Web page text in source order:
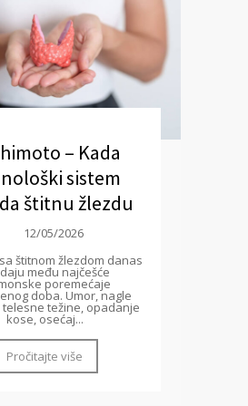
– Kada
sistem
štitnu žlezdu
12/05/2026
štitnom žlezdom danas
među najčešće
poremećaje
doba. Umor, nagle
težine, opadanje
kose, osećaj...
Pročitajte više